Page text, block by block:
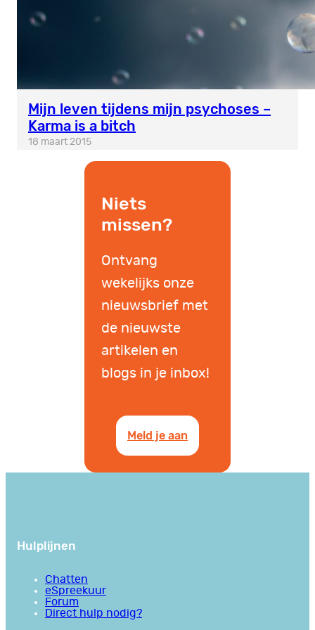
Mijn leven tijdens mijn psychoses –
Karma is a bitch
18 maart 2015
Niets
missen?
Ontvang
wekelijks onze
nieuwsbrief met
de nieuwste
artikelen en
blogs in je inbox!
Meld je aan
Hulplijnen
Chatten
eSpreekuur
Forum
Direct hulp nodig?